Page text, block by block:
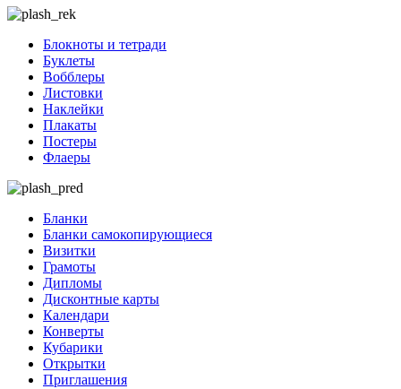
Блокноты и тетради
Буклеты
Вобблеры
Листовки
Наклейки
Плакаты
Постеры
Флаеры
Бланки
Бланки самокопирующиеся
Визитки
Грамоты
Дипломы
Дисконтные карты
Календари
Конверты
Кубарики
Открытки
Приглашения